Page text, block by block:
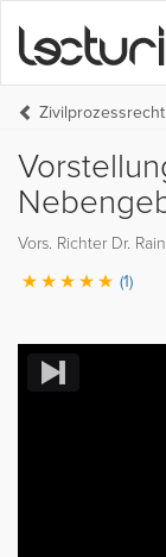
Vors. Richter Dr.
(1)